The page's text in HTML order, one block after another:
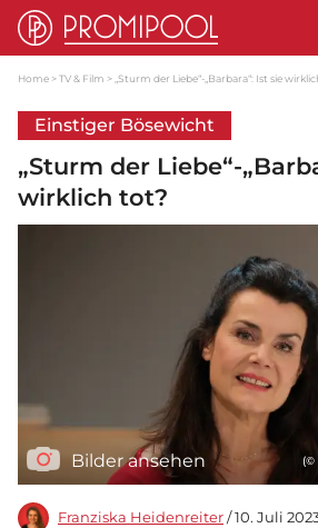
Home TV & Film „Sturm der Liebe“-„Barbara“: Ist sie
Einstiger Bösewicht
„Sturm der Liebe“-
wirklich tot?
Bilder ansehen (©
Franziska Heidenreiter / 10. Juli